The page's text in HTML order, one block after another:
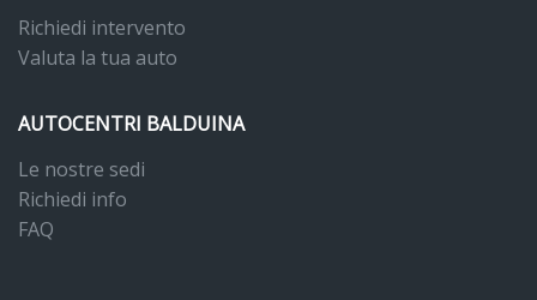
Richiedi intervento
Valuta la tua auto
AUTOCENTRI BALDUINA
Le nostre sedi
Richiedi info
FAQ